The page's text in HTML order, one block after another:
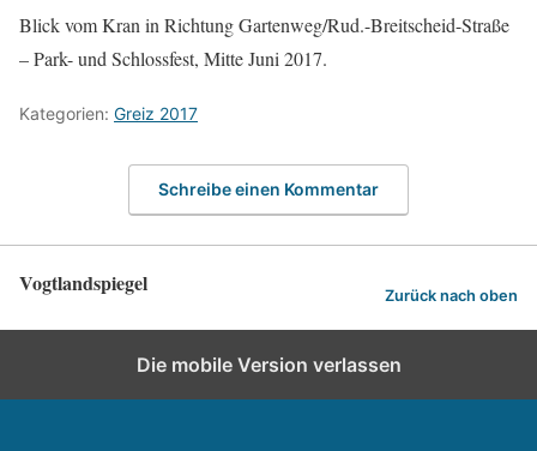
Blick vom Kran in Richtung Gartenweg/Rud.-Breitscheid-Straße
– Park- und Schlossfest, Mitte Juni 2017.
Kategorien: Greiz 2017
Schreibe einen Kommentar
Vogtlandspiegel Zurück nach oben
Die mobile Version verlassen